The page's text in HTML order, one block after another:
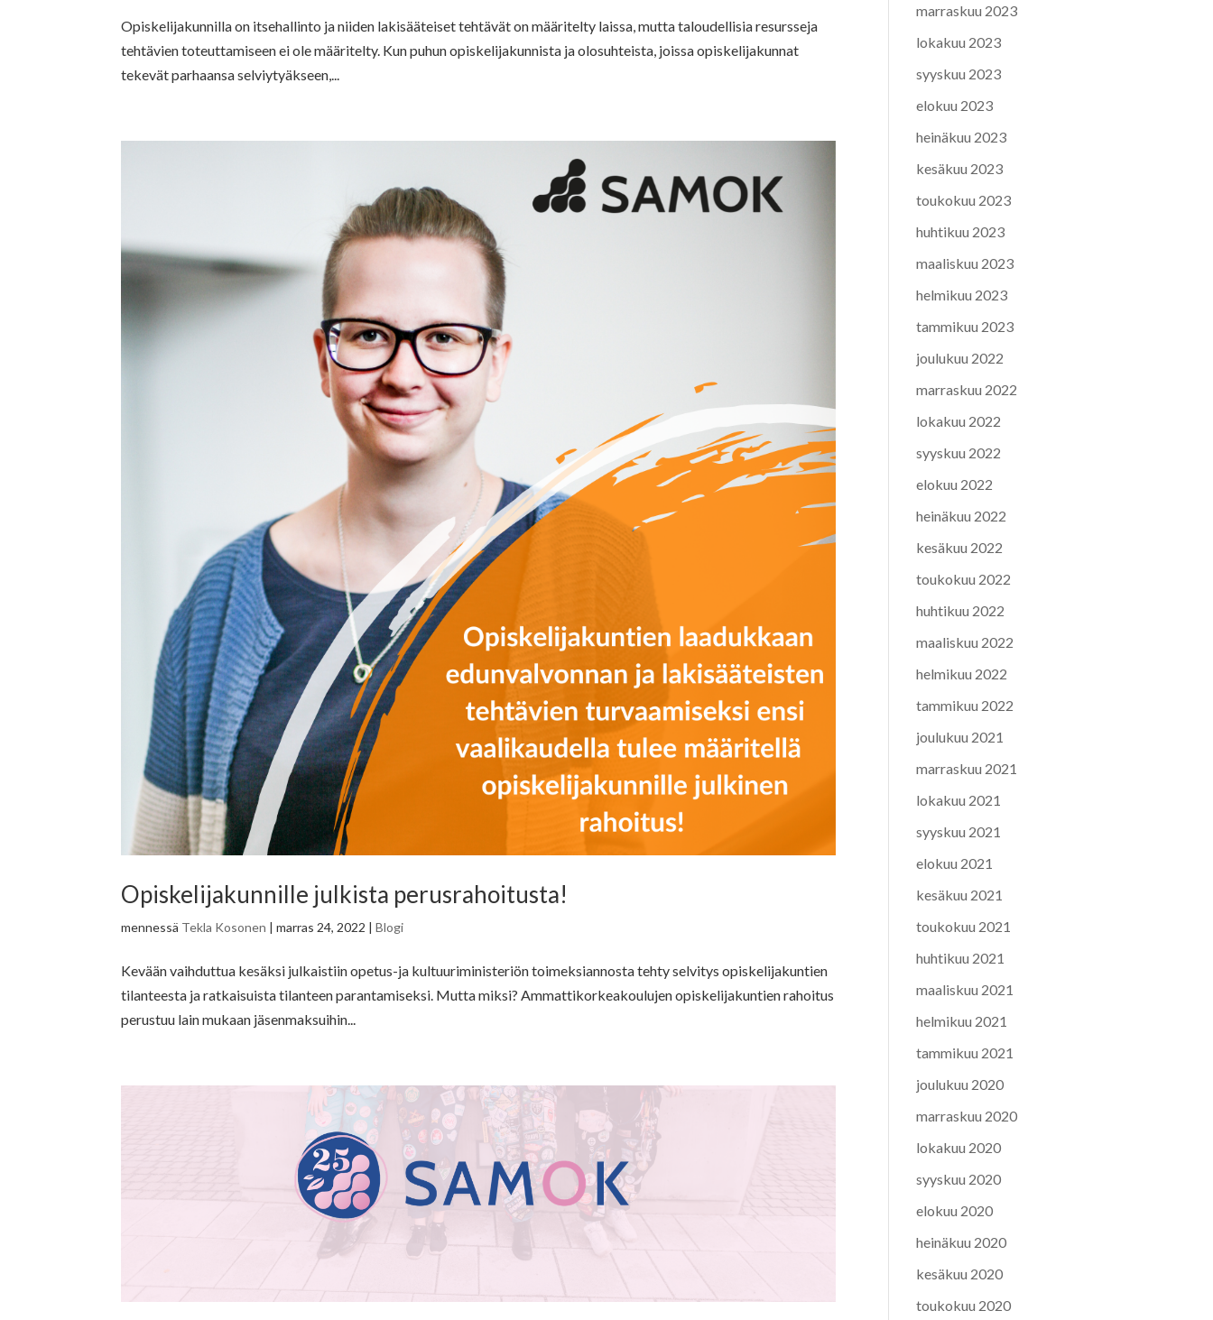
Opiskelijakunnilla on itsehallinto ja niiden lakisääteiset tehtävät on määritelty laissa, mutta taloudellisia resursseja
tehtävien toteuttamiseen ei ole määritelty. Kun puhun opiskelijakunnista ja olosuhteista, joissa opiskelijakunnat
tekevät parhaansa selviytyäkseen,...
Opiskelijakunnille julkista perusrahoitusta!
mennessä Tekla Kosonen |marras 24, 2022 |Blogi
Kevään vaihduttua kesäksi julkaistiin opetus-ja kultuuriministeriön toimeksiannosta tehty selvitys opiskelijakuntien
tilanteesta ja ratkaisuista tilanteen parantamiseksi. Mutta miksi? Ammattikorkeakoulujen opiskelijakuntien rahoitus
perustuu lain mukaan jäsenmaksuihin...
marraskuu 2023
lokakuu 2023
syyskuu 2023
elokuu 2023
heinäkuu 2023
kesäkuu 2023
toukokuu 2023
huhtikuu 2023
maaliskuu 2023
helmikuu 2023
tammikuu 2023
joulukuu 2022
marraskuu 2022
lokakuu 2022
syyskuu 2022
elokuu 2022
heinäkuu 2022
kesäkuu 2022
toukokuu 2022
huhtikuu 2022
maaliskuu 2022
helmikuu 2022
tammikuu 2022
joulukuu 2021
marraskuu 2021
lokakuu 2021
syyskuu 2021
elokuu 2021
kesäkuu 2021
toukokuu 2021
huhtikuu 2021
maaliskuu 2021
helmikuu 2021
tammikuu 2021
joulukuu 2020
marraskuu 2020
lokakuu 2020
syyskuu 2020
elokuu 2020
heinäkuu 2020
kesäkuu 2020
toukokuu 2020